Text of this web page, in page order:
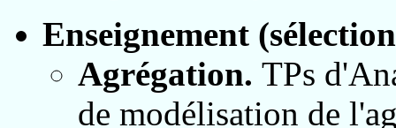
Enseignement
Agrégation. TPs
de modélisation de